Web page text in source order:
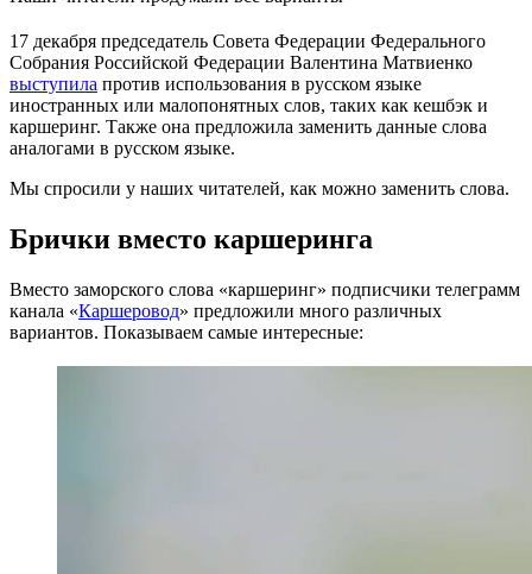
17 декабря председатель Совета Федерации Федерального
Собрания Российской Федерации Валентина Матвиенко
выступила против использования в русском языке
иностранных или малопонятных слов, таких как кешбэк и
каршеринг. Также она предложила заменить данные слова
аналогами в русском языке.
Мы спросили у наших читателей, как можно заменить слова.
Брички вместо каршеринга
Вместо заморского слова «каршеринг» подписчики телеграмм
канала «Каршеровод» предложили много различных
вариантов. Показываем самые интересные: